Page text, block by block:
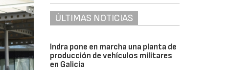
ÚLTIMAS NOTICIAS
Indra pone en marcha una planta de
producción de vehículos militares
en Galicia